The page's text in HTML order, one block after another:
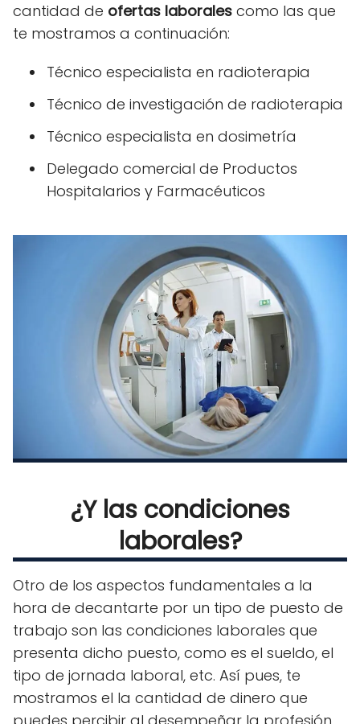
cantidad de ofertas laborales como las que
te mostramos a continuación:
Técnico especialista en radioterapia
Técnico de investigación de radioterapia
Técnico especialista en dosimetría
Delegado comercial de Productos
Hospitalarios y Farmacéuticos
¿Y las condiciones
laborales?
Otro de los aspectos fundamentales a la
hora de decantarte por un tipo de puesto de
trabajo son las condiciones laborales que
presenta dicho puesto, como es el sueldo, el
tipo de jornada laboral, etc. Así pues, te
mostramos el la cantidad de dinero que